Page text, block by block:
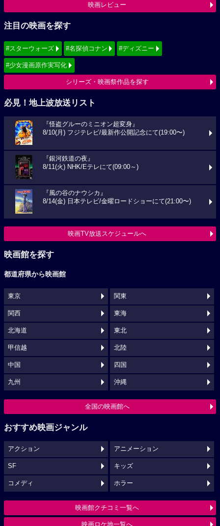
映画レビュー
注目の映画を探す
#スターウォーズ #名探偵コナン #ディズニー
#少女漫画原作実写化
シリーズ・映画祭作品を探す
必見！地上波放送リスト
『怪盗グルーのミニオン超変身』
8/10(月) フジテレビ/最新作公開記念にて(19:00〜)
『銀河鉄道の夜』
8/11(火) NHK/Eテレにて(09:00～)
『風の谷のナウシカ』
8/14(金) 日本テレビ/金曜ロードショーにて(21:00〜)
映画TV放送スケジュールへ
映画館を探す
都道府県から映画館
東京 関東
関西 東海
北海道 東北
甲信越 北陸
中国 四国
九州 沖縄
全国の映画館へ
おすすめ映画ジャンル
アクション アニメーション
SF キッズ
コメディ ホラー
映画館クチコミ一覧へ
映画ロケ地一覧へ